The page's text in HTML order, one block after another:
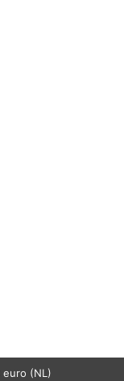
(NL)